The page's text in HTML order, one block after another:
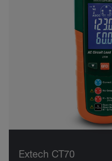
Extech CT70